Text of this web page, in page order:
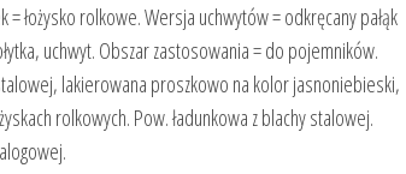
= łożysko rolkowe. Wersja uchwytów = odkręcany pałąk
uchwyt. Obszar zastosowania = do pojemników.
lakierowana proszkowo na kolor jasnoniebieski,
rolkowych. Pow. ładunkowa z blachy stalowej.